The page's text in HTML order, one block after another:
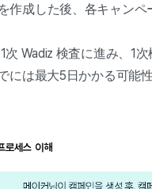
作成した後、各キャン
1次 Wadiz 検査に進み、1
には最大5日かかる可能